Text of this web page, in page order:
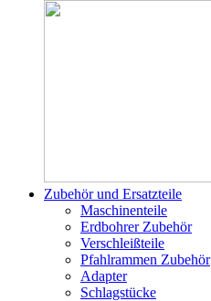
Zubehör und Ersatzteile
Maschinenteile
Erdbohrer Zubehör
Verschleißteile
Pfahlrammen Zubehör
Adapter
Schlagstücke